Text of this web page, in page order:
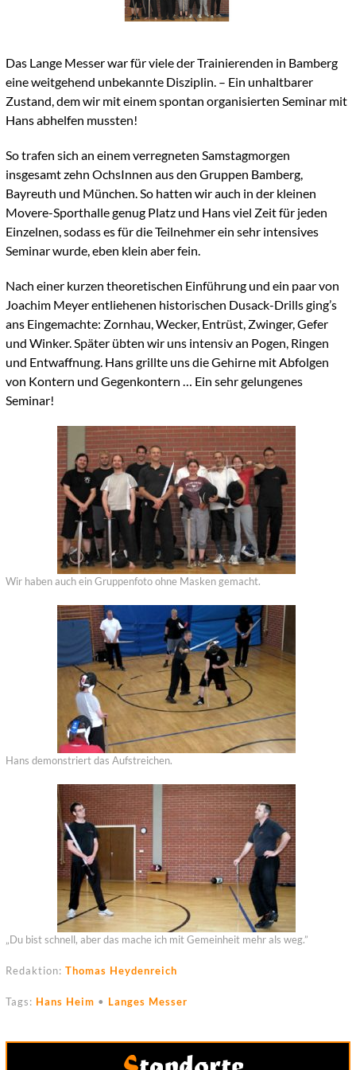
Das Lange Messer war für viele der Trainierenden in Bamberg
eine weitgehend unbekannte Disziplin. – Ein unhaltbarer
Zustand, dem wir mit einem spontan organisierten Seminar mit
Hans abhelfen mussten!
So trafen sich an einem verregneten Samstagmorgen
insgesamt zehn OchsInnen aus den Gruppen Bamberg,
Bayreuth und München. So hatten wir auch in der kleinen
Movere-Sporthalle genug Platz und Hans viel Zeit für jeden
Einzelnen, sodass es für die Teilnehmer ein sehr intensives
Seminar wurde, eben klein aber fein.
Nach einer kurzen theoretischen Einführung und ein paar von
Joachim Meyer entliehenen historischen Dusack-Drills ging’s
ans Eingemachte: Zornhau, Wecker, Entrüst, Zwinger, Gefer
und Winker. Später übten wir uns intensiv an Pogen, Ringen
und Entwaffnung. Hans grillte uns die Gehirne mit Abfolgen
von Kontern und Gegenkontern … Ein sehr gelungenes
Seminar!
Wir haben auch ein Gruppenfoto ohne Masken gemacht.
Hans demonstriert das Aufstreichen.
„Du bist schnell, aber das mache ich mit Gemeinheit mehr als weg.”
Redaktion:Thomas Heydenreich
Tags: Hans Heim • Langes Messer